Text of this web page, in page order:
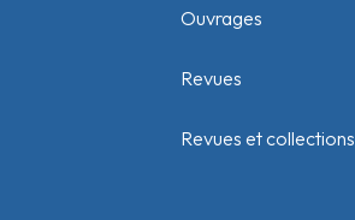
Ouvrages
Revues
Revues et collections